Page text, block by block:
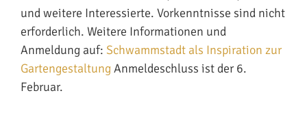
und weitere Interessierte. Vorkenntnisse sind nicht
erforderlich. Weitere Informationen und
Anmeldung auf: Schwammstadt als Inspiration zur
GartengestaltungAnmeldeschluss ist der 6.
Februar.